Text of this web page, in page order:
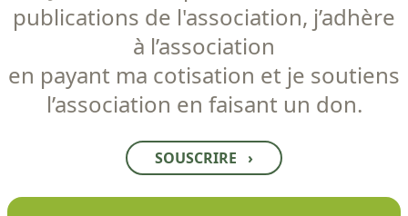
publications de l'association, j’adhère
à l’association
en payant ma cotisation et je soutiens
l’association en faisant un don.
SOUSCRIRE ›